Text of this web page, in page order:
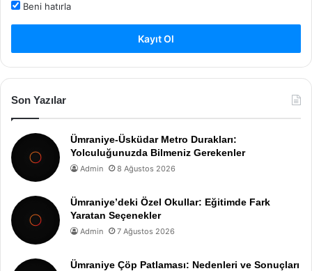
Beni hatırla
Kayıt Ol
Son Yazılar
Ümraniye-Üsküdar Metro Durakları:
Yolculuğunuzda Bilmeniz Gerekenler
Admin 8 Ağustos 2026
Ümraniye’deki Özel Okullar: Eğitimde Fark
Yaratan Seçenekler
Admin 7 Ağustos 2026
Ümraniye Çöp Patlaması: Nedenleri ve Sonuçları